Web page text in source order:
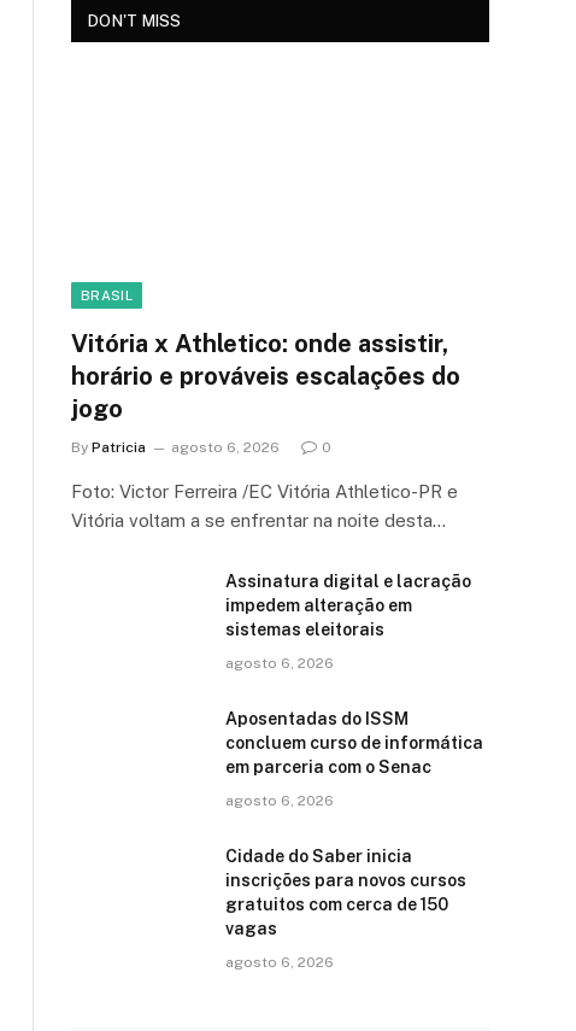
DON'T MISS
BRASIL
Vitória x Athletico: onde assistir,
horário e prováveis escalações do
jogo
By Patricia agosto 6, 2026 0
Foto: Victor Ferreira /EC Vitória Athletico-PR e
Vitória voltam a se enfrentar na noite desta…
Assinatura digital e lacração
impedem alteração em
sistemas eleitorais
agosto 6, 2026
Aposentadas do ISSM
concluem curso de informática
em parceria com o Senac
agosto 6, 2026
Cidade do Saber inicia
inscrições para novos cursos
gratuitos com cerca de 150
vagas
agosto 6, 2026